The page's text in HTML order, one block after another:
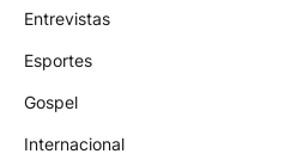
Entrevistas
Esportes
Gospel
Internacional